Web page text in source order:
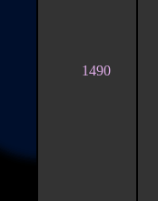
1490